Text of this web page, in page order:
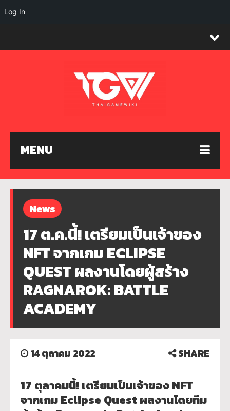
MENU
News
17 ต.ค.นี้! เตรียมเป็นเจ้าของ
NFT จากเกม ECLIPSE
QUEST ผลงานโดยผู้สร้าง
RAGNAROK: BATTLE
ACADEMY
14 ตุลาคม 2022 SHARE
17 ตุลาคมนี้! เตรียมเป็นเจ้าของ NFT
จากเกม Eclipse Quest ผลงานโดยทีม
Log In